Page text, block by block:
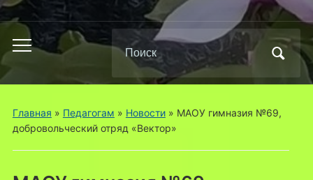
Переключить
меню
Поиск
по:
Главная » Педагогам » Новости» МАОУ гимназия №69,
добровольческий отряд «Вектор»